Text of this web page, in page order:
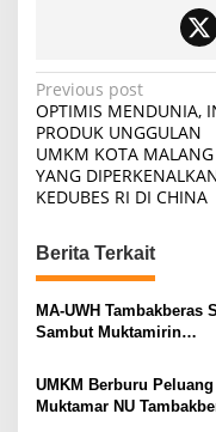
P
o
s
t
a
v
i
a
Previous post
OPTIMIS MENDUNIA,
PRODUK UNGGULAN
UMKM KOTA MALANG
YANG
KEDUBES RI DI CHINA
Berita Terkait
MA-UWH Tambakberas
Sambut Muktamirin
UMKM Berburu
Muktamar NU